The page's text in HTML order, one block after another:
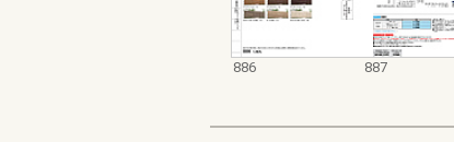
886 887